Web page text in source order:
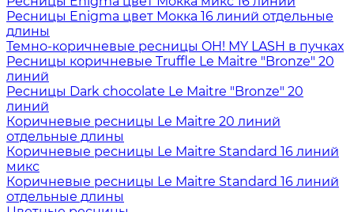
Ресницы Enigma цвет Мокка 16 линий отдельные
длины
Темно-коричневые ресницы OH! MY LASH в пучках
Ресницы коричневые Truffle Le Maitre "Bronze" 20
линий
Ресницы Dark chocolate Le Maitre "Bronze" 20
линий
Коричневые ресницы Le Maitre 20 линий
отдельные длины
Коричневые ресницы Le Maitre Standard 16 линий
микс
Коричневые ресницы Le Maitre Standard 16 линий
отдельные длины